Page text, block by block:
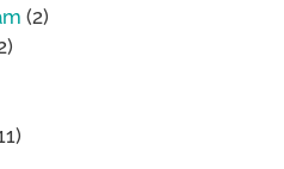
(2)